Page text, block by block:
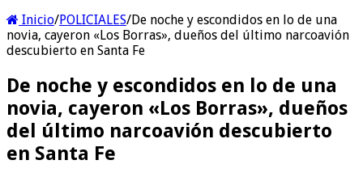
Inicio/POLICIALES/De noche y escondidos en lo de una
novia, cayeron «Los Borras», dueños del último narcoavión
descubierto en Santa Fe
De noche y escondidos en lo de una
novia, cayeron «Los Borras», dueños
del último narcoavión descubierto
en Santa Fe